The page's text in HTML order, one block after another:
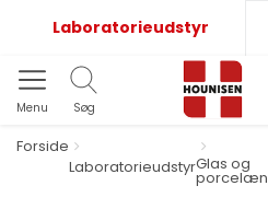
Laboratorieudstyr
Menu Søg
Forside
LaboratorieudstyrGlas og
porcelæn